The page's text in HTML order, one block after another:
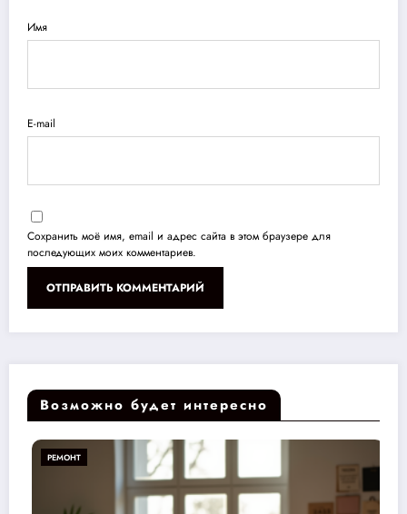
Имя
E-mail
Сохранить моё имя, email и адрес сайта в этом браузере для
последующих моих комментариев.
Возможно будет интересно
РЕМОНТ